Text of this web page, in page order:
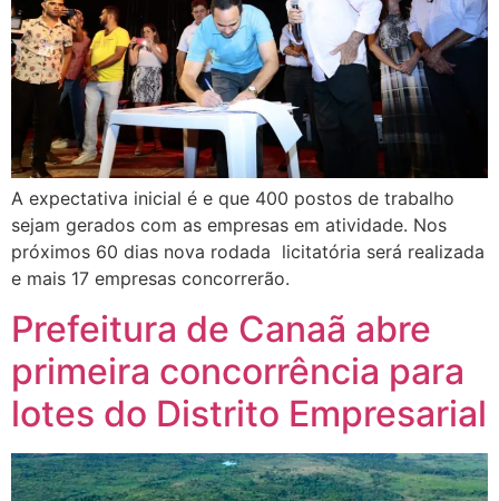
A expectativa inicial é e que 400 postos de trabalho
sejam gerados com as empresas em atividade. Nos
próximos 60 dias nova rodada licitatória será realizada
e mais 17 empresas concorrerão.
Prefeitura de Canaã abre
primeira concorrência para
lotes do Distrito Empresarial